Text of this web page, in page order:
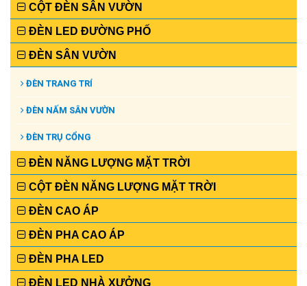
CỘT ĐÈN SÂN VƯỜN
ĐÈN LED ĐƯỜNG PHỐ
ĐÈN SÂN VƯỜN
ĐÈN TRANG TRÍ
ĐÈN NẤM SÂN VƯỜN
ĐÈN TRỤ CỔNG
ĐÈN NĂNG LƯỢNG MẶT TRỜI
CỘT ĐÈN NĂNG LƯỢNG MẶT TRỜI
ĐÈN CAO ÁP
ĐÈN PHA CAO ÁP
ĐÈN PHA LED
ĐÈN LED NHÀ XƯỞNG